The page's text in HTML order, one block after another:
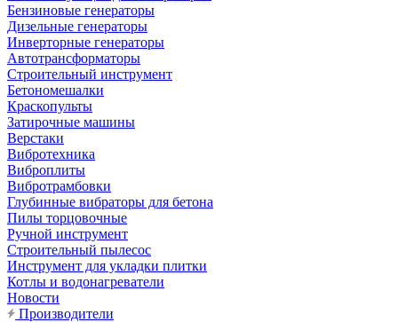
Бензиновые генераторы
Дизельные генераторы
Инверторные генераторы
Автотрансформаторы
Строительный инструмент
Бетономешалки
Краскопульты
Затирочные машины
Верстаки
Вибротехника
Виброплиты
Вибротрамбовки
Глубинные вибраторы для бетона
Пилы торцовочные
Ручной инструмент
Строительный пылесос
Инструмент для укладки плитки
Котлы и водонагреватели
Новости
Производители